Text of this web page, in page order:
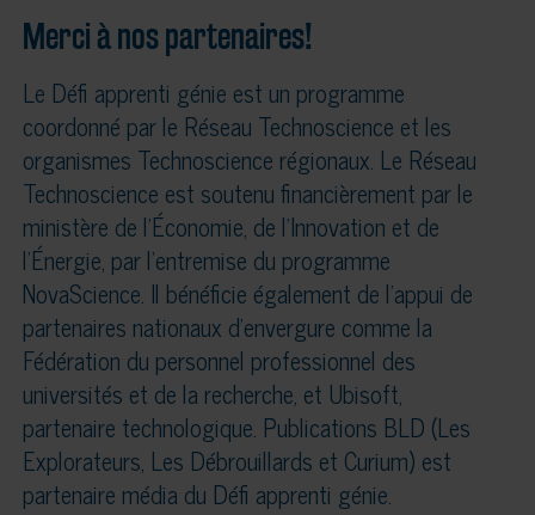
Merci à nos partenaires!
Le Défi apprenti génie est un programme
coordonné par le Réseau Technoscience et les
organismes Technoscience régionaux. Le Réseau
Technoscience est soutenu financièrement par le
ministère de l’Économie, de l’Innovation et de
l’Énergie, par l’entremise du programme
NovaScience. Il bénéficie également de l’appui de
partenaires nationaux d’envergure comme la
Fédération du personnel professionnel des
universités et de la recherche, et Ubisoft,
partenaire technologique. Publications BLD (Les
Explorateurs, Les Débrouillards et Curium) est
partenaire média du Défi apprenti génie.